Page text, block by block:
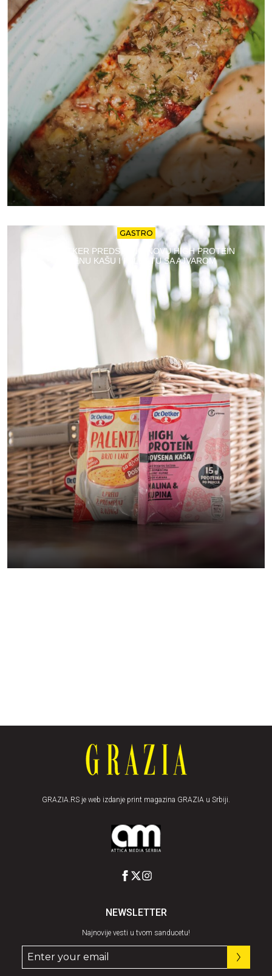
GASTRO
DR. OETKER PREDSTAVIO NOVU HIGH PROTEIN
OVSENU KAŠU I PALENTU SA AJVAROM
GRAZIA.RS je web izdanje print magazina GRAZIA u Srbiji.
NEWSLETTER
Najnovije vesti u tvom sanducetu!